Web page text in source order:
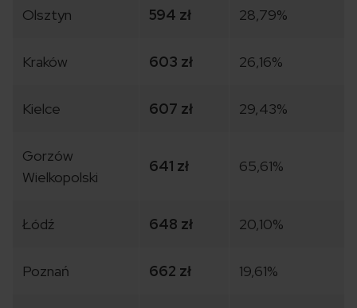
Olsztyn 594 zł 28,79%
Kraków 603 zł 26,16%
Kielce 607 zł 29,43%
Gorzów
Wielkopolski
641 zł 65,61%
Łódź 648 zł 20,10%
Poznań 662 zł 19,61%